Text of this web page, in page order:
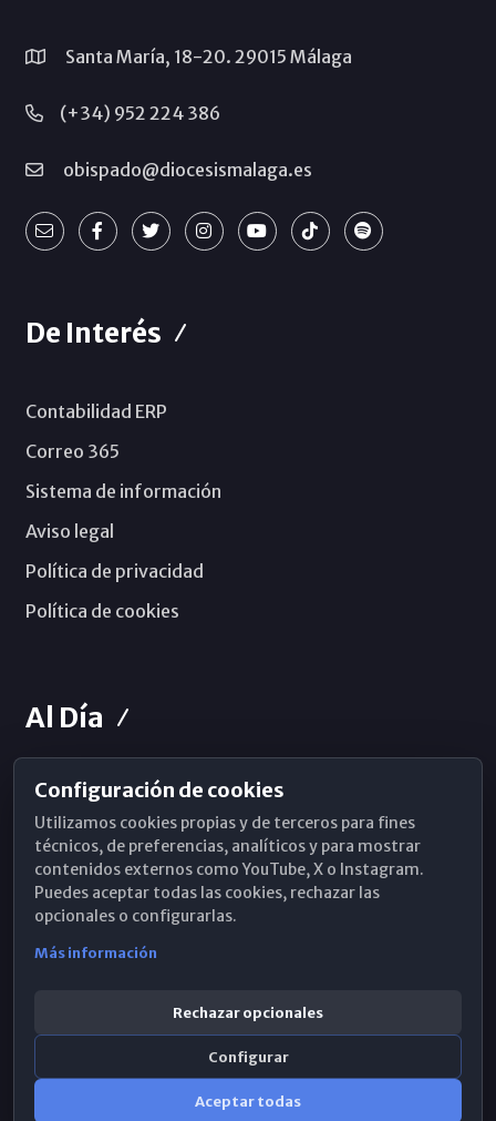
Santa María, 18-20. 29015 Málaga
(+34) 952 224 386
obispado@diocesismalaga.es
De Interés
Contabilidad ERP
Correo 365
Sistema de información
Aviso legal
Política de privacidad
Política de cookies
Al Día
Horarios de Misa
Hemeroteca
WhatsApp
Configuración de cookies
Utilizamos cookies propias y de terceros para fines
técnicos, de preferencias, analíticos y para mostrar
contenidos externos como YouTube, X o Instagram.
Puedes aceptar todas las cookies, rechazar las
opcionales o configurarlas.
Más información
Rechazar opcionales
Configurar
Aceptar todas